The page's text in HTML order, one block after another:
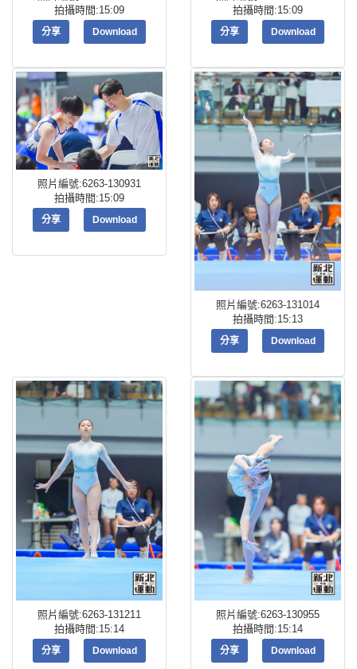
拍攝時間:15:09
分享 Download
拍攝時間:15:09
分享 Download
照片編號:6263-130931
拍攝時間:15:09
分享 Download
照片編號:6263-131014
拍攝時間:15:13
分享 Download
照片編號:6263-131211
拍攝時間:15:14
分享 Download
照片編號:6263-130955
拍攝時間:15:14
分享 Download